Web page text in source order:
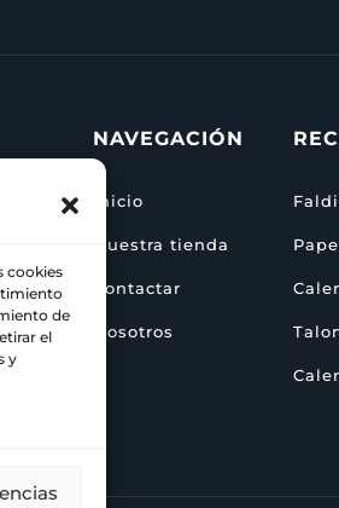
cookies
de
el
y
NAVEGACIÓN
Inicio
Nuestra tienda
Contactar
Nosotros